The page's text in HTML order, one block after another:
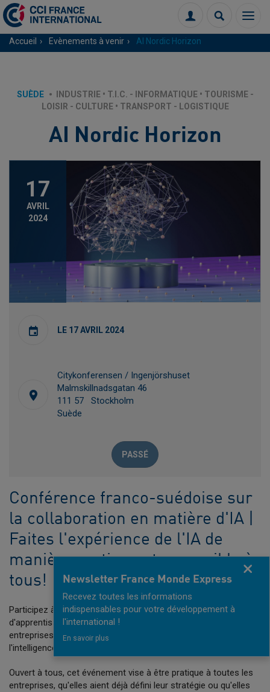
Menu
Connexion
Accueil Evènements à venir AI Nordic Horizon
SUÈDE INDUSTRIE• T.I.C. - INFORMATIQUE• TOURISME -
LOISIR - CULTURE• TRANSPORT - LOGISTIQUE
AI Nordic Horizon
17
AVRIL
2024
LE 17 AVRIL 2024
Citykonferensen / Ingenjörshuset
Malmskillnadsgatan 46
111 57 Stockholm
Suède
PASSÉ
Conférence franco-suédoise sur
la collaboration en matière d'IA |
Faites l'expérience de l'IA de
manière pratique et accessible à
tous!
Participez à une journée enrichissante de partage et
d'apprentissage et des Keynotes de réflexion entre les
entreprises françaises et suédoises qui ont adopté
l'intelligence artificielle dans leurs opérations.
Ouvert à tous, cet événement vise à être pratique à toutes les
entreprises, qu'elles aient déjà défini leur stratégie ou qu'elles
Newsletter France Monde Express
Recevez toutes les informations
indispensables pour votre développement à
l'international !
En savoir plus